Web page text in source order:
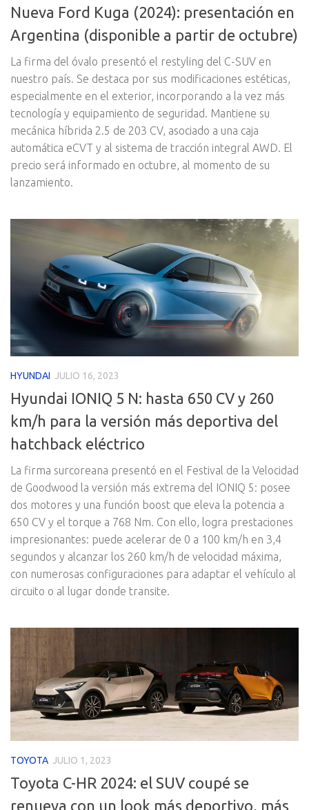
Nueva Ford Kuga (2024): presentación en
Argentina (disponible a partir de octubre)
La firma del óvalo presentó el restyling del C-SUV en
nuestro país. Se destaca por sus modificaciones estéticas,
especialmente en el exterior, incorporando a la vez más
tecnología y equipamiento de seguridad. Mantiene su
mecánica híbrida 2.5 de 203 CV, asociado a una caja
automática eCVT y al sistema de tracción integral AWD. El
precio será informado en octubre, al momento de su
lanzamiento.
HYUNDAI JULIO 16, 2023
Hyundai IONIQ 5 N: hasta 650 CV y 260
km/h para la versión más deportiva del
hatchback eléctrico
La firma surcoreana presentó en el Festival de la Velocidad
de Goodwood la versión más extrema del IONIQ 5: posee
dos motores y una función boost que eleva la potencia a
650 CV y el torque a 768 Nm. Con ello, logra prestaciones
impresionantes: puede acelerar de 0 a 100 km/h en 3,4
segundos y alcanzar los 260 km/h de velocidad máxima,
con numerosas configuraciones para adaptar el vehículo al
circuito o al lugar donde transite.
TOYOTA JULIO 1, 2023
Toyota C-HR 2024: el SUV coupé se
renueva con un look más deportivo, más